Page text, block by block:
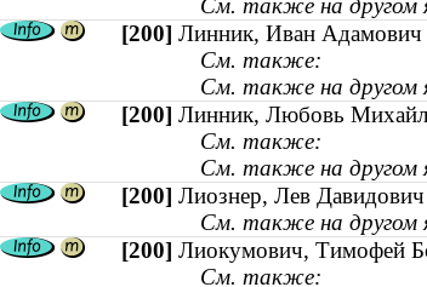
См. также на другом
[200] Линник, Иван Адамович
См. также:
См. также на другом
[200] Линник, Любовь
См. также:
См. также на другом
[200] Лиознер, Лев
См. также на другом
[200] Лиокумович, Тимофей
См. также: